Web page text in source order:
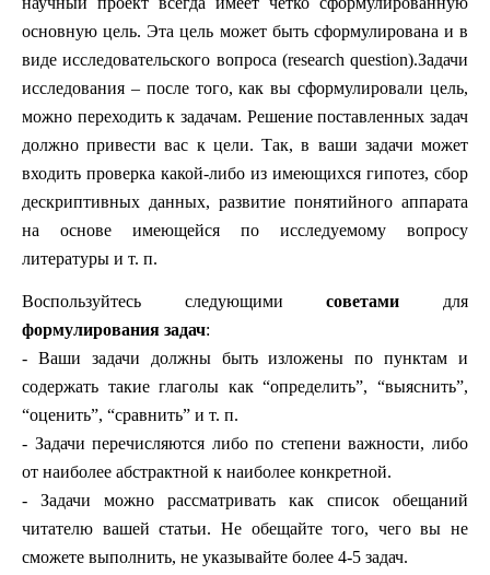
основную цель. Эта цель может быть сформулирована и в
виде исследовательского вопроса (research question).Задачи
исследования – после того, как вы сформулировали цель,
можно переходить к задачам. Решение поставленных задач
должно привести вас к цели. Так, в ваши задачи может
входить проверка какой-либо из имеющихся гипотез, сбор
дескриптивных данных, развитие понятийного аппарата
на основе имеющейся по исследуемому вопросу
литературы и т. п.
Воспользуйтесь следующимисоветами для
формулирования задач:
- Ваши задачи должны быть изложены по пунктам и
содержать такие глаголы как “определить”, “выяснить”,
“оценить”, “сравнить” и т. п.
- Задачи перечисляются либо по степени важности, либо
от наиболее абстрактной к наиболее конкретной.
- Задачи можно рассматривать как список обещаний
читателю вашей статьи. Не обещайте того, чего вы не
сможете выполнить, не указывайте более 4-5 задач.